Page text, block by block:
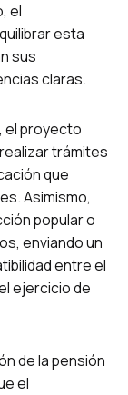
el
esta
sus
claras.
el proyecto
trámites
que
Asimismo,
popular o
enviando un
entre el
ejercicio de
de la pensión
el